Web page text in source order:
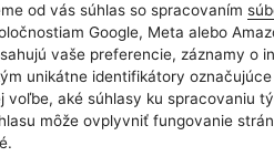
maznáčikovia
od vás súhlas so spracovaním
Google, Meta alebo
vaše preferencie, záznamy o
unikátne identifikátory
voľbe, aké súhlasy ku spracovaniu
mȏže ovplyvniť fungovanie